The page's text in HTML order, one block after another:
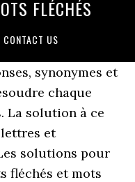
FLÉCHÉS
CONTACT US
synonymes et
chaque
La solution à ce
et
solutions pour
fléchés et mots